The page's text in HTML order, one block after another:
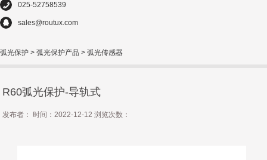
025-52758539
sales@routux.com
弧光保护 > 弧光保护产品 > 弧光传感器
R60弧光保护-导轨式
发布者： 时间：2022-12-12 浏览次数：